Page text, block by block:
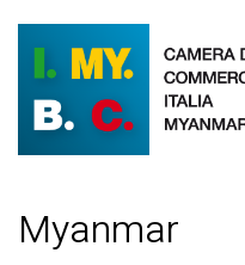
Myanmar